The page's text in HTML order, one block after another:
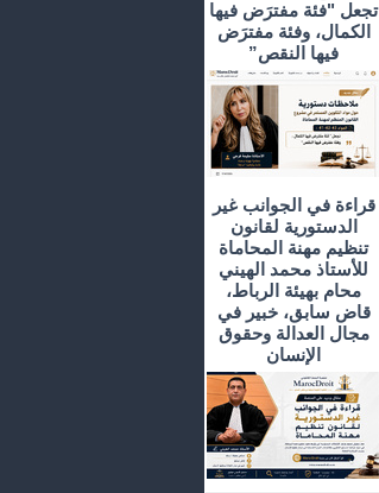
تجعل "فئة مفترَض فيها
الكمال، وفئة مفترَض
فيها النقص”
قراءة في الجوانب غير
الدستورية لقانون
تنظيم مهنة المحاماة
للأستاذ محمد الهيني
محام بهيئة الرباط،
قاض سابق، خبير في
مجال العدالة وحقوق
الإنسان